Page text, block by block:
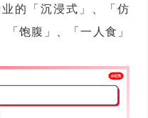
的「沉浸式」、「仿
饱腹」、「一人食」